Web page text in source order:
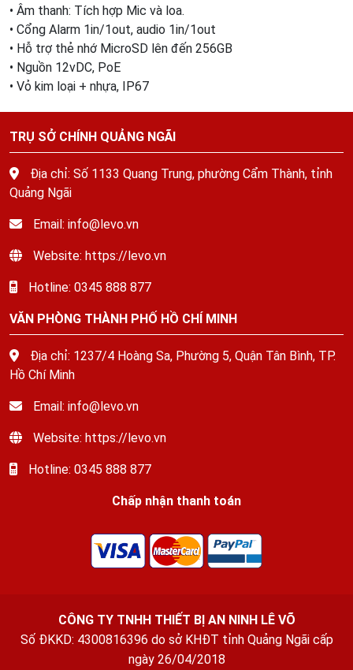
• Âm thanh: Tích hợp Mic và loa.
• Cổng Alarm 1in/1out, audio 1in/1out
• Hỗ trợ thẻ nhớ MicroSD lên đến 256GB
• Nguồn 12vDC, PoE
• Vỏ kim loại + nhựa, IP67
TRỤ SỞ CHÍNH QUẢNG NGÃI
Địa chỉ: Số 1133 Quang Trung, phường Cẩm Thành, tỉnh
Quảng Ngãi
Email: info@levo.vn
Website: https://levo.vn
Hotline: 0345 888 877
VĂN PHÒNG THÀNH PHỐ HỒ CHÍ MINH
Địa chỉ: 1237/4 Hoàng Sa, Phường 5, Quận Tân Bình, TP.
Hồ Chí Minh
Email: info@levo.vn
Website: https://levo.vn
Hotline: 0345 888 877
Chấp nhận thanh toán
CÔNG TY TNHH THIẾT BỊ AN NINH LÊ VÕ
Số ĐKKD: 4300816396 do sở KHĐT tỉnh Quảng Ngãi cấp
ngày 26/04/2018